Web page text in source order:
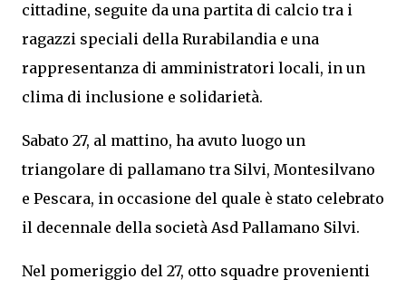
cittadine, seguite da una partita di calcio tra i
ragazzi speciali della Rurabilandia e una
rappresentanza di amministratori locali, in un
clima di inclusione e solidarietà.
Sabato 27, al mattino, ha avuto luogo un
triangolare di pallamano tra Silvi, Montesilvano
e Pescara, in occasione del quale è stato celebrato
il decennale della società Asd Pallamano Silvi.
Nel pomeriggio del 27, otto squadre provenienti